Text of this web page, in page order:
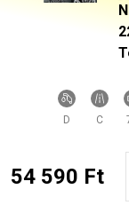
D C
54 590 Ft